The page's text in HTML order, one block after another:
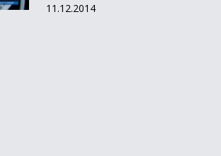
11.12.2014